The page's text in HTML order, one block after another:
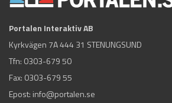
Portalen Interaktiv AB
Kyrkvägen 7A 444 31 STENUNGSUND
Tfn: 0303-679 50
Fax: 0303-679 55
Epost: info@portalen.se